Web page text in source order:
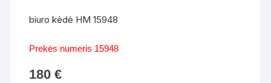
biuro kėdė HM 15948
Prekės numeris 15948
180€